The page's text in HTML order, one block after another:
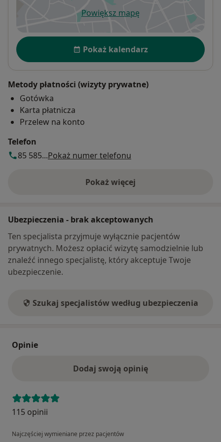
Powiększ mapęotwiera się w nowej karcie
Dostępność
Pokaż kalendarz
Metody płatności (wizyty prywatne)
Gotówka
Karta płatnicza
Przelew na konto
Telefon
85 585...Pokaż numer telefonu
Pokaż więcej
o adresie
Ubezpieczenia - brak akceptowanych
Ten specjalista przyjmuje wyłącznie pacjentów
prywatnych. Możesz opłacić wizytę samodzielnie lub
znaleźć innego specjalistę, który akceptuje Twoje
ubezpieczenie.
Szukaj specjalistów według ubezpieczenia
Opinie
Dodaj swoją opinię
115 opinii
Najczęściej wymieniane przez pacjentów